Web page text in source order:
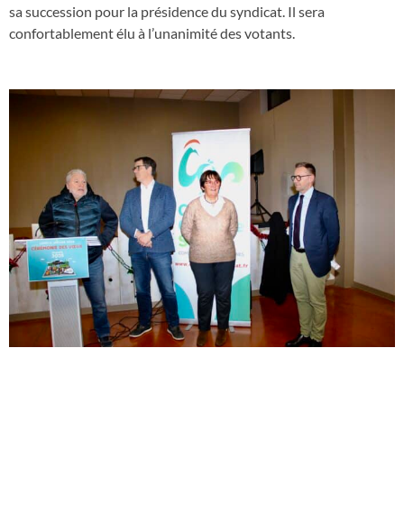
sa succession pour la présidence du syndicat. Il sera
confortablement élu à l’unanimité des votants.